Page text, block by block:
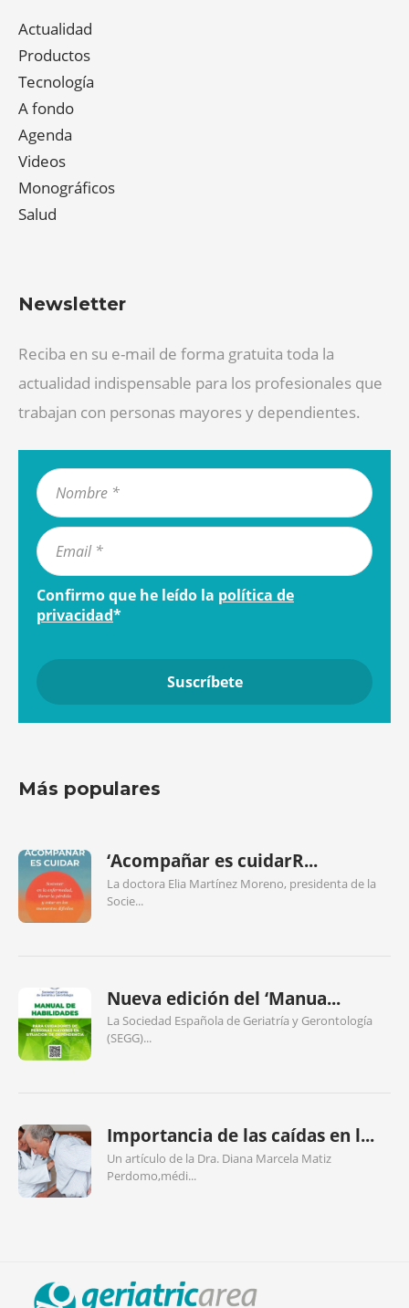
Actualidad
Productos
Tecnología
A fondo
Agenda
Videos
Monográficos
Salud
Newsletter
Reciba en su e-mail de forma gratuita toda la
actualidad indispensable para los profesionales que
trabajan con personas mayores y dependientes.
Confirmo que he leído la política de
privacidad*
Más populares
‘Acompañar es cuidarR...
La doctora Elia Martínez Moreno, presidenta de la
Socie...
Nueva edición del ‘Manua...
La Sociedad Española de Geriatría y Gerontología
(SEGG)...
Importancia de las caídas en l...
Un artículo de la Dra. Diana Marcela Matiz
Perdomo,médi...